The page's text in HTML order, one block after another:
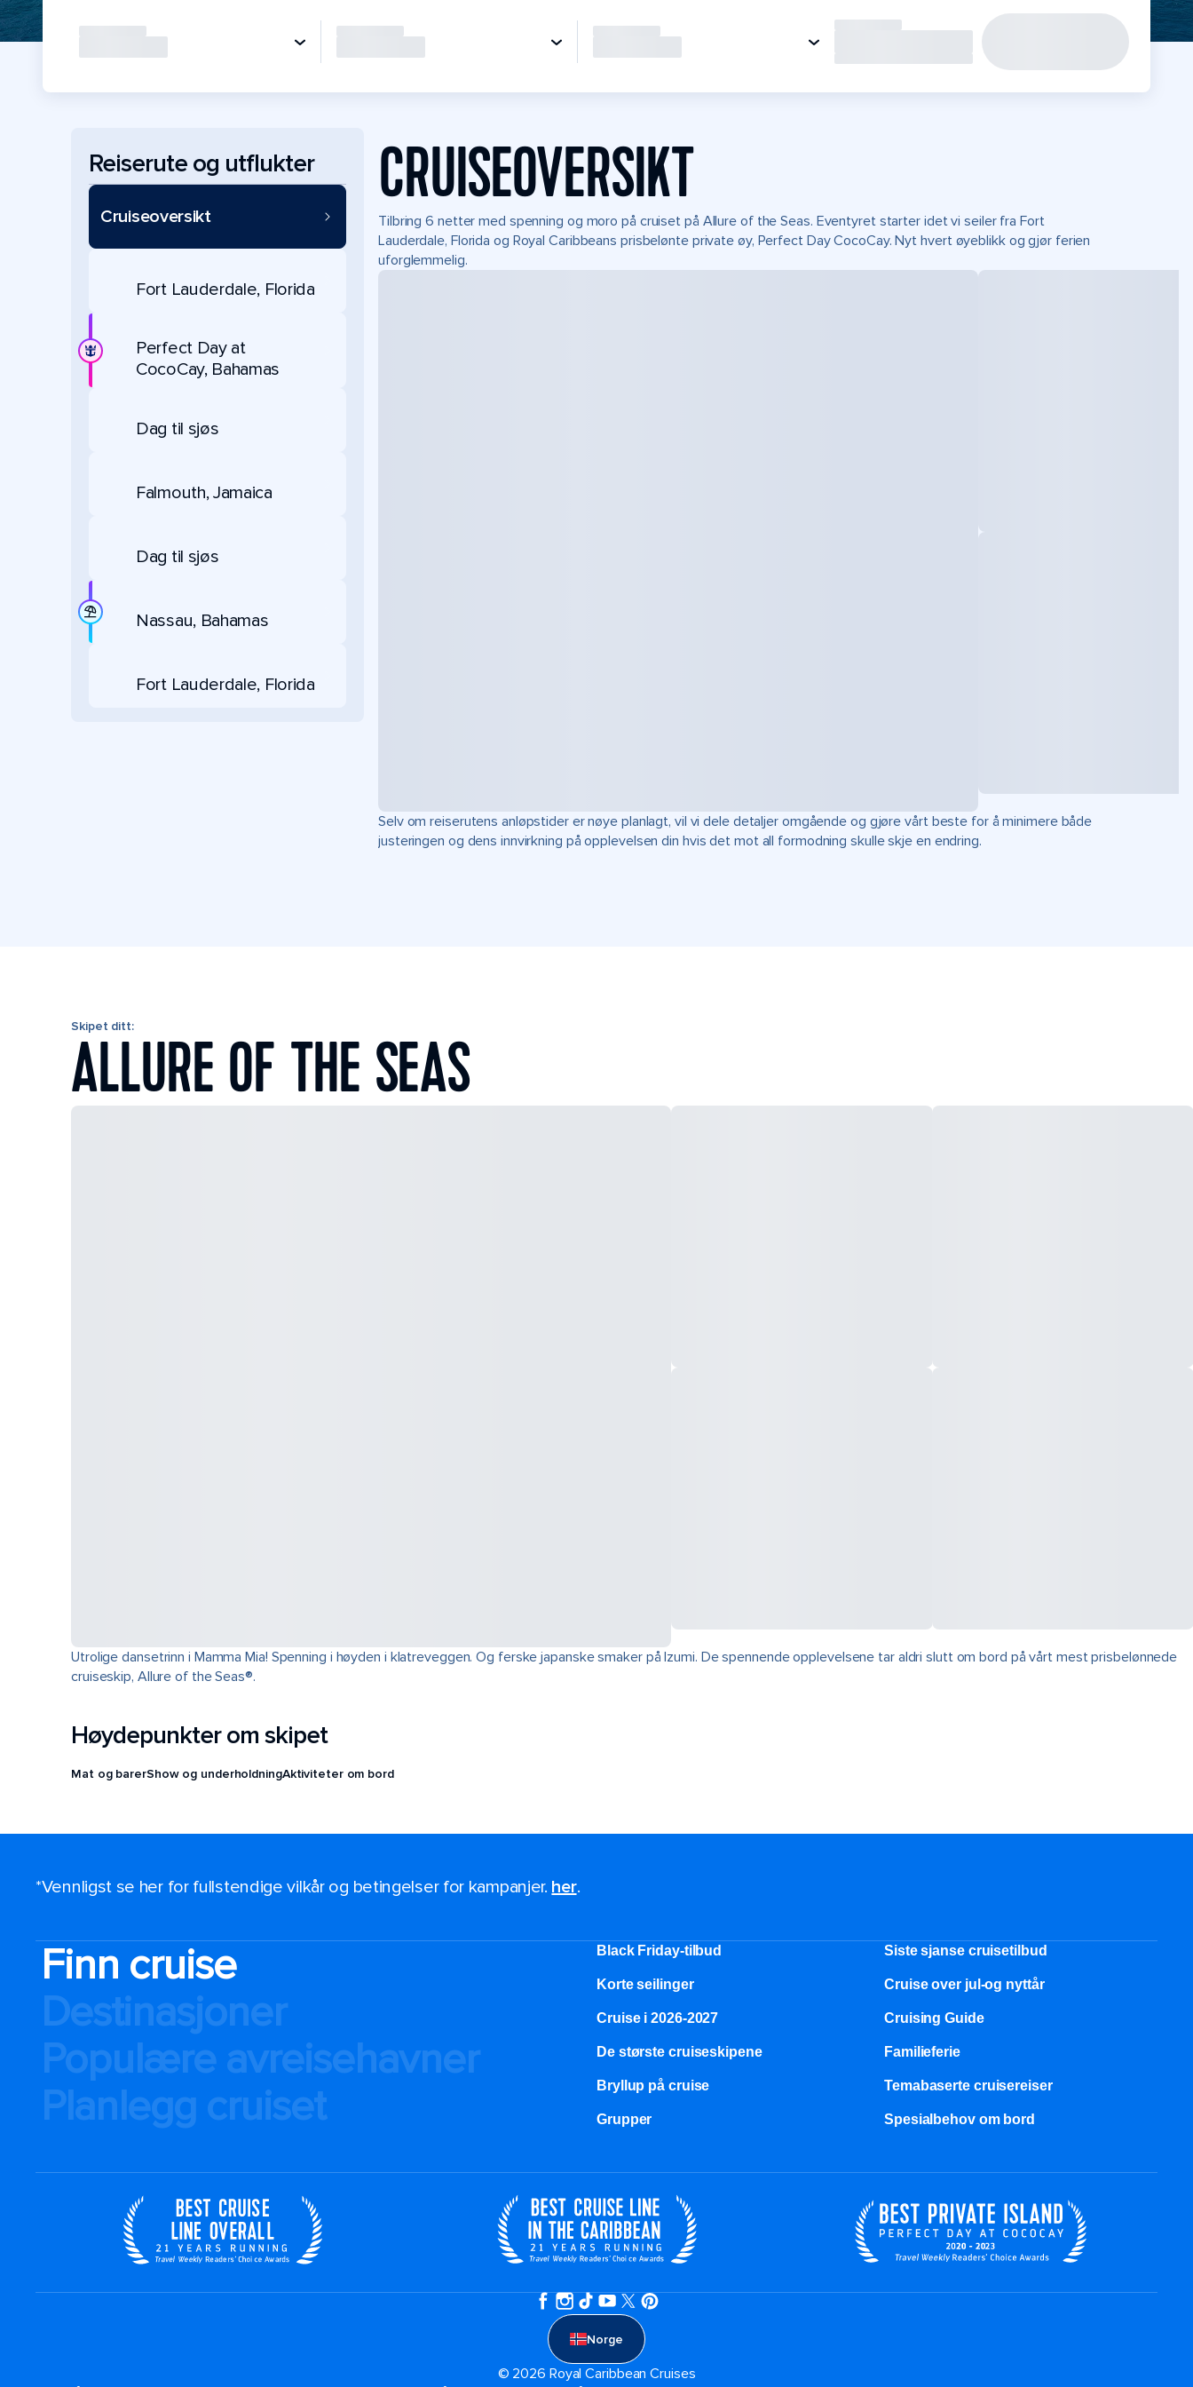
Reiserute og utflukter
Cruiseoversikt
Fort Lauderdale, Florida
Perfect Day at
CocoCay, Bahamas
Dag til sjøs
Falmouth, Jamaica
Dag til sjøs
Nassau, Bahamas
Fort Lauderdale, Florida
CRUISEOVERSIKT
Tilbring 6 netter med spenning og moro på cruiset på Allure of the Seas. Eventyret starter idet vi seiler fra Fort
Lauderdale, Florida og Royal Caribbeans prisbelønte private øy, Perfect Day CocoCay. Nyt hvert øyeblikk og gjør ferien
uforglemmelig.
Selv om reiserutens anløpstider er nøye planlagt, vil vi dele detaljer omgående og gjøre vårt beste for å minimere både
justeringen og dens innvirkning på opplevelsen din hvis det mot all formodning skulle skje en endring.
Skipet ditt:
ALLURE OF THE SEAS
Utrolige dansetrinn i Mamma Mia! Spenning i høyden i klatreveggen. Og ferske japanske smaker på Izumi. De spennende opplevelsene tar aldri slutt om bord på vårt mest prisbelønnede
cruiseskip, Allure of the Seas®.
Høydepunkter om skipet
Mat og barerShow og underholdningAktiviteter om bord
*Vennligst se her for fullstendige vilkår og betingelser for kampanjer. her.
Finn cruise
Destinasjoner
Populære avreisehavner
Planlegg cruiset
Black Friday-tilbud Siste sjanse cruisetilbud
Korte seilinger Cruise over jul-og nyttår
Cruise i 2026-2027 Cruising Guide
De største cruiseskipene Familieferie
Bryllup på cruise Temabaserte cruisereiser
Grupper Spesialbehov om bord
Norge
© 2026 Royal Caribbean Cruises